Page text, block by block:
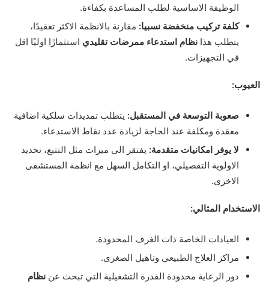
الوظيفة الاساسية لطلب المساعدة بكفاءة.
كلفة تركيب منخفضة نسبيا: مقارنة بالانظمة الاكثر تعقيدًا،
يتطلب هذا نظام استدعاء ممرضات تقليدي استثمارًا اوليًا اقل
في التجهيزات.
العيوب:
صعوبة التوسعة في المستقبل: يتطلب تمديدات سلكية اضافية
معقدة ومكلفة عند الحاجة لزيادة عدد نقاط الاستدعاء.
لا يوفر امكانيات متقدمة: يفتقر الى ميزات مثل التتبع، تحديد
الاولوية التفصيلي، او التكامل السهل مع انظمة المستشفى
الاخرى.
الاستخدام المثالي:
العيادات الخاصة ذات الغرف المحدودة.
مراكز العلاج الطبيعي وتاهيل الصغرى.
دور الرعاية محدودة القدرة التشغيلية التي تبحث عن نظام